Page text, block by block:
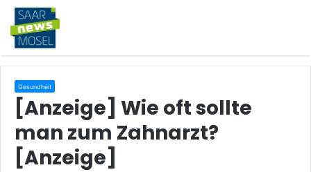
Gesundheit
[Anzeige] Wie oft sollte
man zum Zahnarzt?
[Anzeige]